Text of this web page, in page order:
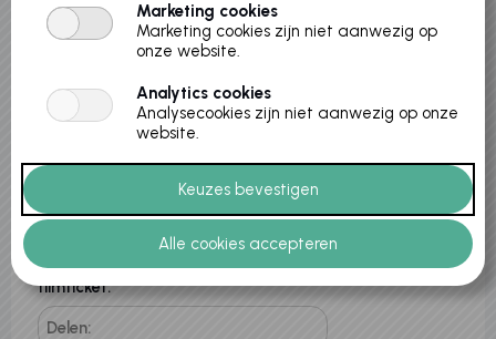
3530 Houthalen-Helchteren, België
Aanvang
Einde
14-01-2026
De knutselworkshop is enkel
toegankelijk voor kinderen met een
filmticket.
Delen:
Marketing cookies
Marketing cookies zijn niet aanwezig op
onze website.
Analytics cookies
Analysecookies zijn niet aanwezig op onze
website.